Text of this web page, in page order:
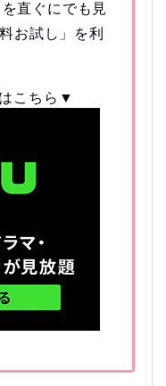
直ぐにでも見
お試し」を利
こちら▼